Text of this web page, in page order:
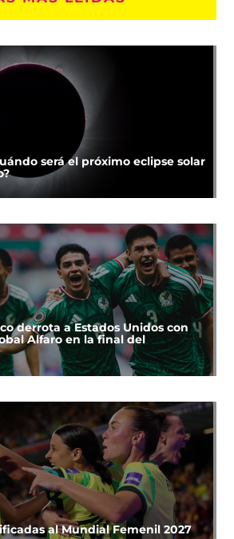
será el próximo eclipse solar
derrota a Estados Unidos con
Alfaro en la final del
al Mundial Femenil 2027